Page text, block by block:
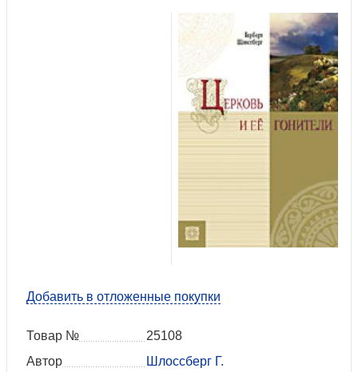
Добавить в отложенные покупки
Товар №
25108
Автор
Шлоссберг Г.